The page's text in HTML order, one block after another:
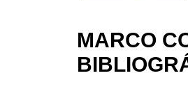
MARCO